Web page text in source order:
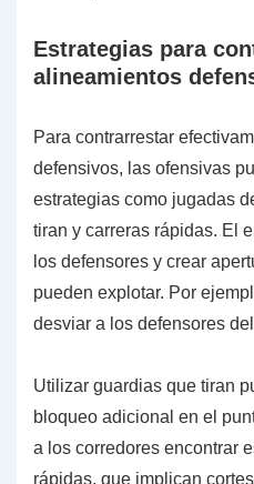
Estrategias para
alineamientos
Para contrarrestar
defensivos, las ofensivas
estrategias como jugadas
tiran y carreras rápidas. El
los defensores y crear
pueden explotar. Por
desviar a los defensores
Utilizar guardias que tiran
bloqueo adicional en el
a los corredores encontrar
rápidas, que implican